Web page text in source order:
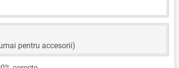
pentru accesorii)